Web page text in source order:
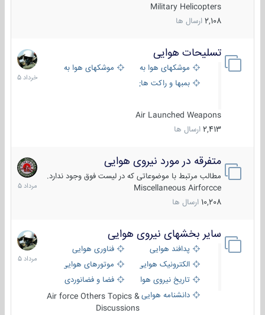
Military Helicopters
2,108 ارسال ها
تسلیحات هوایی
موشکهای هوا به هوا
موشکهای هوا به سطح
بمبها و راکت های هوایی
Air Launched Weapons
2,413 ارسال ها
30
خرداد
1405
متفرقه در مورد نیروی هوایی
مطالب مرتبط با موضوعاتی که در لیست فوق وجود ندارد.
Miscellaneous Airforcce
10,208 ارسال ها
7
مرداد
1405
سایر بخشهای نیروی هوایی
پدافند هوایی
فناوری هوایی
الکترونیک هوایی
موتورهای هوایی
تاریخ نیروی هوایی
فضا و فضانوردی
دانشنامه هواییAir force Others Topics &
Discussions
2
مرداد
1405